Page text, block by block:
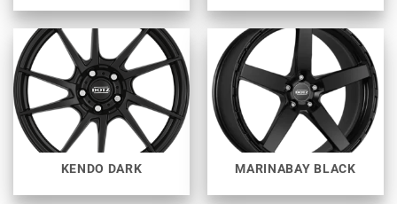
KENDO DARK MARINABAY BLACK